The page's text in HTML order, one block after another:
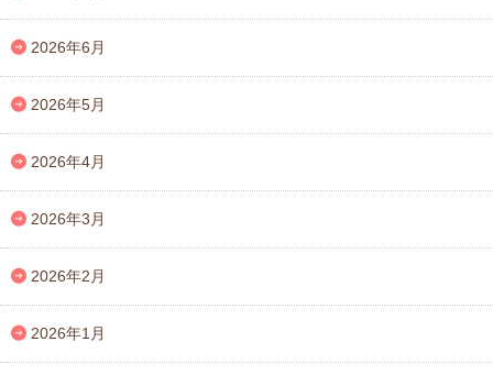
2026年6月
2026年5月
2026年4月
2026年3月
2026年2月
2026年1月